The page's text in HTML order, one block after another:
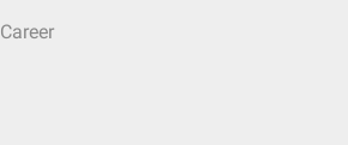
Career